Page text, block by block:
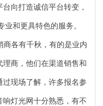
向打造诚信平台转变，
和更具特色的服务。
各有千秋，有的是业内
商，他们在渠道销售和
现场了解，许多报名参
灯光网十分熟悉，有不